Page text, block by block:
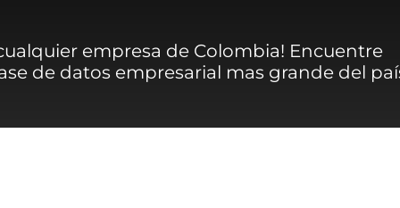
empresa de Colombia! Encuentre
de datos empresarial mas grande del